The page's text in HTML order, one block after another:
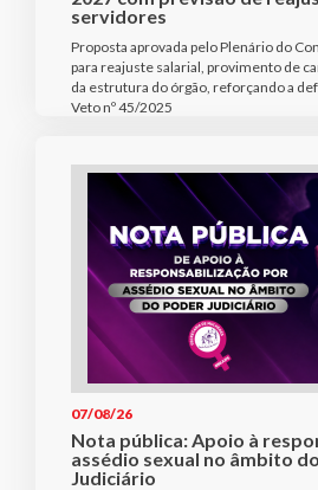
servidores
Proposta aprovada pelo Plenário do
para reajuste salarial, provimento de
da estrutura do órgão, reforçando a
Veto nº 45/2025
07/08/26
Nota pública: Apoio à
assédio sexual no âmbito
Judiciário